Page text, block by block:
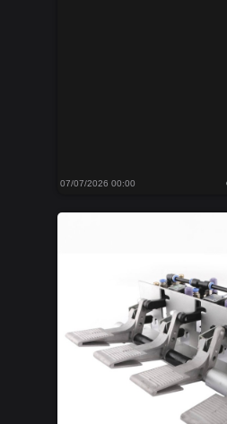
07/07/2026 00:00